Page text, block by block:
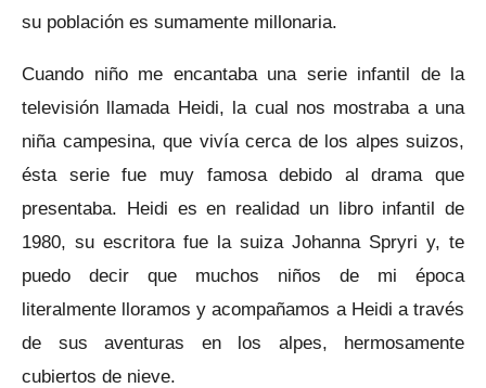
su población es sumamente millonaria.
Cuando niño me encantaba una serie infantil de la
televisión llamada Heidi, la cual nos mostraba a una
niña campesina, que vivía cerca de los alpes suizos,
ésta serie fue muy famosa debido al drama que
presentaba. Heidi es en realidad un libro infantil de
1980, su escritora fue la suiza Johanna Spryri y, te
puedo decir que muchos niños de mi época
literalmente lloramos y acompañamos a Heidi a través
de sus aventuras en los alpes, hermosamente
cubiertos de nieve.